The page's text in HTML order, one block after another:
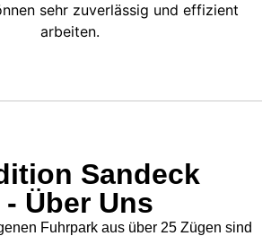
sehr zuverlässig und effizient
arbeiten.
Sandeck
Über Uns
Fuhrpark aus über 25 Zügen sind